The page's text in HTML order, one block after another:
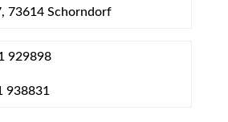
73614 Schorndorf
929898
938831